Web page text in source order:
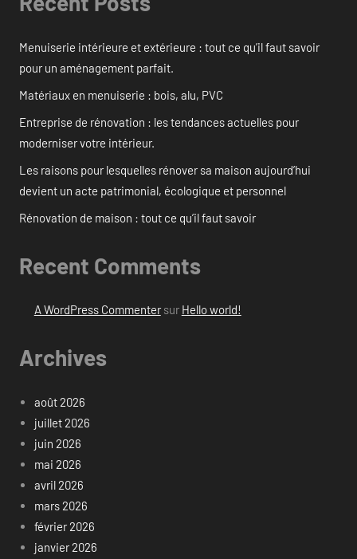
Menuiserie intérieure et extérieure : tout ce qu’il faut savoir
pour un aménagement parfait.
Matériaux en menuiserie : bois, alu, PVC
Entreprise de rénovation : les tendances actuelles pour
moderniser votre intérieur.
Les raisons pour lesquelles rénover sa maison aujourd’hui
devient un acte patrimonial, écologique et personnel
Rénovation de maison : tout ce qu’il faut savoir
Recent Comments
A WordPress Commentersur Hello world!
Archives
août 2026
juillet 2026
juin 2026
mai 2026
avril 2026
mars 2026
février 2026
janvier 2026